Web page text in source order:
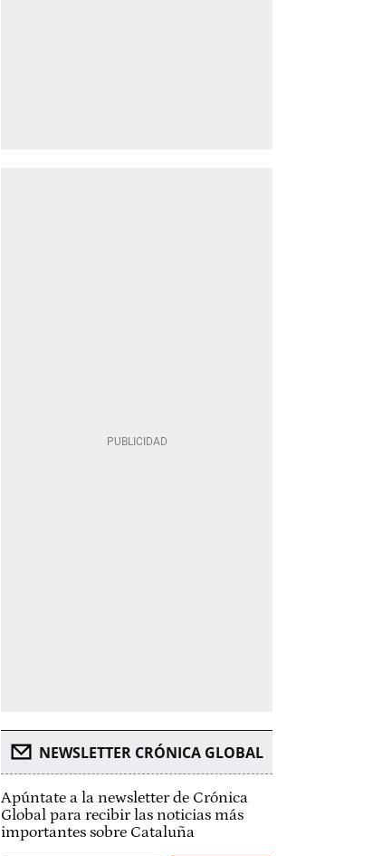
NEWSLETTER CRÓNICA GLOBAL
Apúntate a la newsletter de Crónica
Global para recibir las noticias más
importantes sobre Cataluña